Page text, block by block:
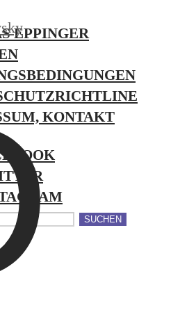
EPPINGER
KONTAKT
SUCHEN